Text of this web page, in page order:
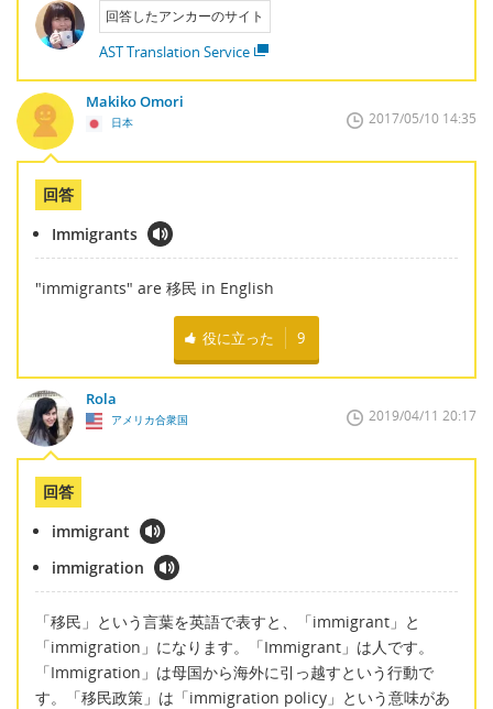
回答したアンカーのサイト
AST Translation Service
Makiko Omori
日本 2017/05/10 14:35
回答
Immigrants
"immigrants" are 移民 in English
役に立った 9
Rola
アメリカ合衆国 2019/04/11 20:17
回答
immigrant
immigration
「移民」という言葉を英語で表すと、「immigrant」と
「immigration」になります。「Immigrant」は人です。
「Immigration」は母国から海外に引っ越すという行動で
す。「移民政策」は「immigration policy」という意味があ